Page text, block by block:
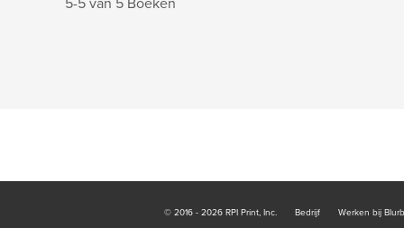
5-5 van 5 Boeken
© 2016 - 2026 RPI Print, Inc. Bedrijf Werken bij Blurb